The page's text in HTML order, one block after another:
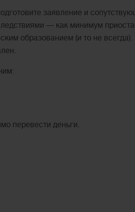
заявление и
— как минимум
образованием (и то не всегда).
перевести деньги.